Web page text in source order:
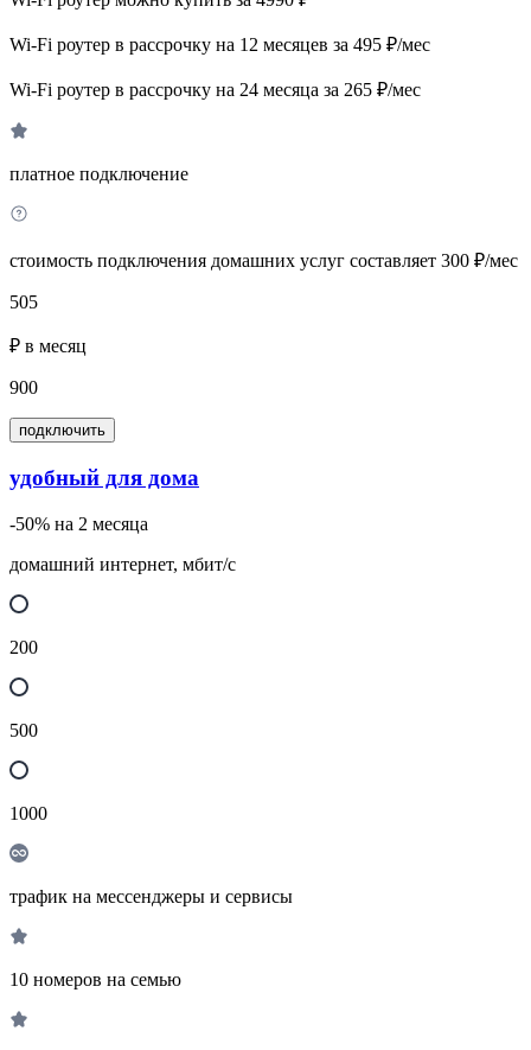
Wi-Fi роутер в рассрочку на 12 месяцев за 495 ₽/мес
Wi-Fi роутер в рассрочку на 24 месяца за 265 ₽/мес
платное подключение
стоимость подключения домашних услуг составляет 300 ₽/мес
505
₽ в месяц
900
подключить
удобный для дома
-50% на 2 месяца
домашний интернет, мбит/с
200
500
1000
трафик на мессенджеры и сервисы
10 номеров на семью